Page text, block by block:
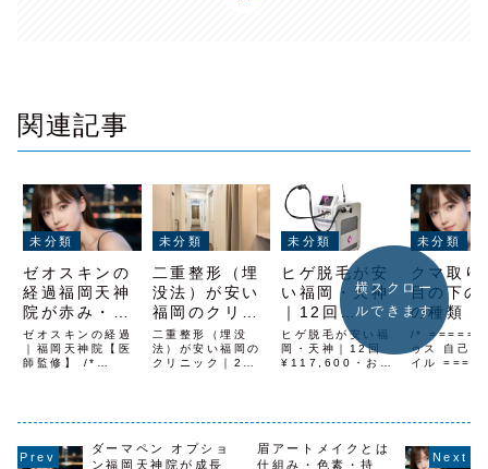
関連記事
未分類
ゼオスキンの
経過福岡天神
院が赤み・皮
むけから安定
までの流れを
解説
ゼオスキンの経過
｜福岡天神院【医
師監修】 /*
font-family:
'Helvetica
未分類
二重整形（埋
没法）が安い
福岡のクリニ
ック｜2点
¥29,800〜
二重整形（埋没
法）が安い福岡の
クリニック｜2点
院がおすすめ地下
鉄空港線「天神
未分類
ヒゲ脱毛が安
い福岡・天神
｜12回
¥117,600・
お試し
¥1,100
ヒゲ脱毛が安い福
岡・天神｜12回
¥117,600・お試
港線「天神駅」西
1出口から徒歩3
未分類
クマ取り
目の下の
の種類・
法・注意
福岡天神
師監修解
/* =====
ゥス 自己完
イル
Gothic
'Noto ...
横スクロー
ルできます
ダーマペン オプショ
ン福岡天神院が成長
眉アートメイクとは
仕組み・色素・持